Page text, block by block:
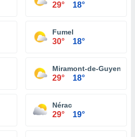
29° 18°
Fumel
30° 18°
Miramont-de-Guyenne
29° 18°
Nérac
29° 19°